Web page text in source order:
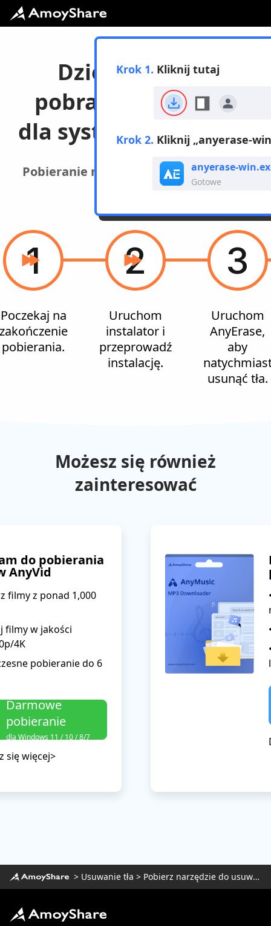
Dziękujemy za
pobranie AnyErase
dla systemu Windows
Pobieranie nie rozpoczyna się? Proszę
Kliknij tutaj >
1
Poczekaj na
pobierania.
2
Uruchom
instalator i
przeprowadź
instalację.
3
Uruchom
AnyErase,
aby
usunąć tła.
Możesz się również
zainteresować
do pobierania
AnyVid
filmy z ponad 1,000
filmy w jakości
4K
pobieranie do 6
Darmowe
pobieranie
dla Windows 11 / 10 / 8/7
się więcej>
Krok 1. Kliknij tutaj
Krok 2. Kliknij „anyerase-
anyerase-
Gotowe
> Usuwanie tła > Pobierz narzędzie do usuwania tła dla systemu Windows